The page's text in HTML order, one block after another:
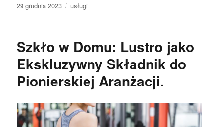
Data
29 grudnia 2023 Kategorie
usługi
Szkło w Domu: Lustro jako
Ekskluzywny Składnik do
Pionierskiej Aranżacji.